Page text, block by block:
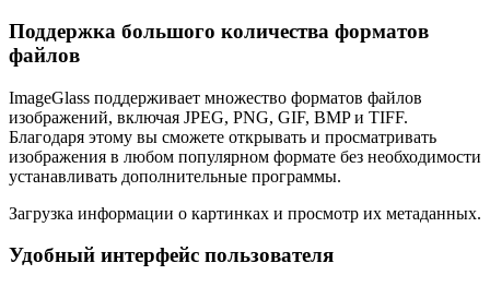
Поддержка большого количества форматов
файлов
ImageGlass поддерживает множество форматов файлов
изображений, включая JPEG, PNG, GIF, BMP и TIFF.
Благодаря этому вы сможете открывать и просматривать
изображения в любом популярном формате без необходимости
устанавливать дополнительные программы.
Загрузка информации о картинках и просмотр их метаданных.
Удобный интерфейс пользователя